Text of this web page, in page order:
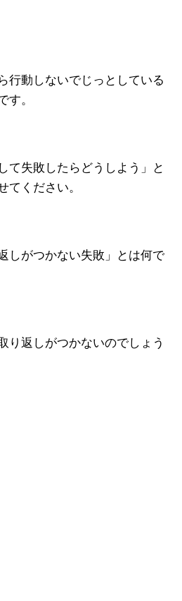
行動しないでじっとしている
す。
て失敗したらどうしよう」と
てください。
しがつかない失敗」とは何で
り返しがつかないのでしょう